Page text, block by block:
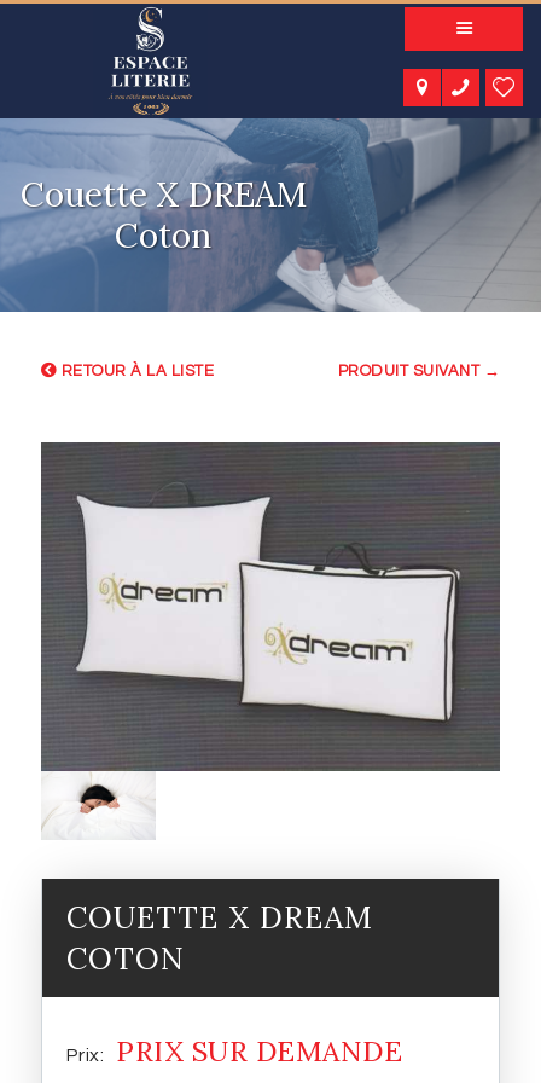
Couette X DREAM
Coton
A PROPOS
NOS PRODUITS
NOTRE CATALOGUE
ESPACE KIDS
ESPACE SENIORS
ESPACE NATURE
ACTUALITÉS
CONTACT
RETOUR À LA LISTE PRODUIT SUIVANT →
COUETTE X DREAM
COTON
PRIX SUR DEMANDE